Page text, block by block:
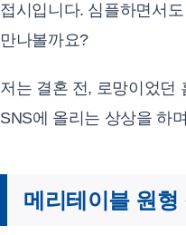
접시입니다. 심플하면서
만나볼까요?
저는 결혼 전, 로망이었던
SNS에 올리는 상상을 하
메리테이블 원